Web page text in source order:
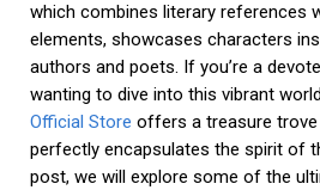
which combines literary references
elements, showcases characters
authors and poets. If you’re a
wanting to dive into this vibrant
Official Store offers a treasure
perfectly encapsulates the spirit of
post, we will explore some of the